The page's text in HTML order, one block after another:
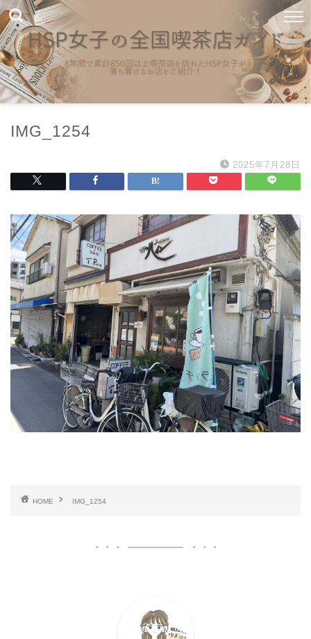
IMG_1254
2025年7月28日
HOME IMG_1254